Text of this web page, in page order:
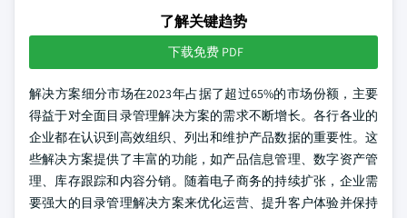
了解关键趋势
下载免费 PDF
解决方案细分市场在2023年占据了超过65%的市场份额，主要
得益于对全面目录管理解决方案的需求不断增长。各行各业的
企业都在认识到高效组织、列出和维护产品数据的重要性。这
些解决方案提供了丰富的功能，如产品信息管理、数字资产管
理、库存跟踪和内容分销。随着电子商务的持续扩张，企业需
要强大的目录管理解决方案来优化运营、提升客户体验并保持